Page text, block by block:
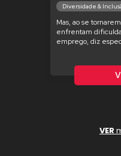
Diversidade &
Mas, ao se
enfrentam
emprego, diz
VER